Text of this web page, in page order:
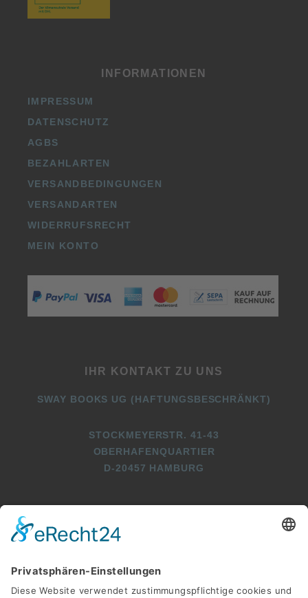
INFORMATIONEN
IMPRESSUM
DATENSCHUTZ
AGBS
BEZAHLARTEN
VERSANDBEDINGUNGEN
VERSANDARTEN
WIDERRUFSRECHT
MEIN KONTO
IHR KONTAKT ZU UNS
SWAY BOOKS UG (HAFTUNGSBESCHRÄNKT)
STOCKMEYERSTR. 41-43
OBERHAFENQUARTIER
D-20457 HAMBURG
+49 (0)40 2716369 9
INFO@SWAY-BOOKS.DE